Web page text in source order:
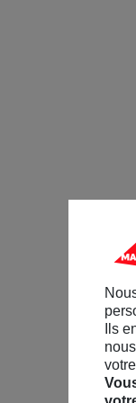
Ils